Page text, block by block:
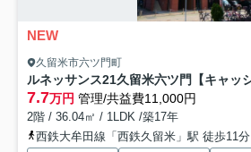
NEW
久留米市六ツ門町
7.7万円 管理/共益費11,000円
2階 / 36.04㎡ / 1LDK /築17年
西鉄大牟田線「西鉄久留米」駅 徒歩11分